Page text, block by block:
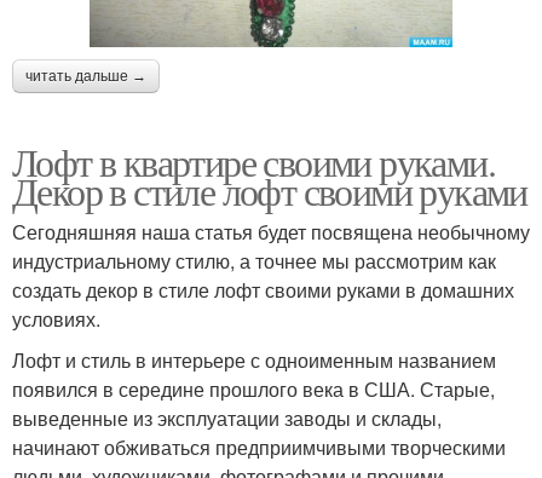
читать дальше →
Лофт в квартире своими руками.
Декор в стиле лофт своими руками
Сегодняшняя наша статья будет посвящена необычному
индустриальному стилю, а точнее мы рассмотрим как
создать декор в стиле лофт своими руками в домашних
условиях.
Лофт и стиль в интерьере с одноименным названием
появился в середине прошлого века в США. Старые,
выведенные из эксплуатации заводы и склады,
начинают обживаться предприимчивыми творческими